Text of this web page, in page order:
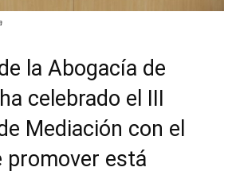
la Abogacía de
celebrado el III
Mediación con el
promover está